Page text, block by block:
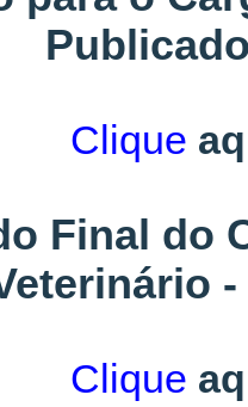
115.
do Exame
aqui para
de
Clique
Final do
Clique